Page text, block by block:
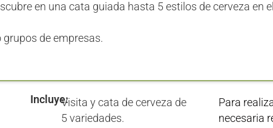
en una cata guiada hasta 5 estilos de cerveza en
grupos de empresas.
Incluye:Visita y cata de cerveza de
5 variedades.
Para
necesaria